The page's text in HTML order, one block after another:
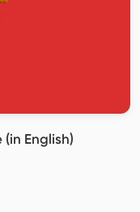
English)